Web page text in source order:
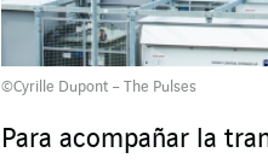
©Cyrille Dupont – The Pulses
Para acompañar la